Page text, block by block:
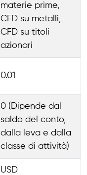
materie prime,
CFD su metalli,
CFD su titoli
azionari
0.01
0 (Dipende dal
saldo del conto,
dalla leva e dalla
classe di attività)
USD